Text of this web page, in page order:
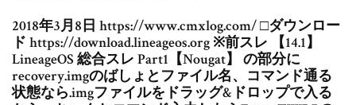
2018年3月8日 https://www.cmxlog.com/ □ダウンロー
ド https://download.lineageos.org ※前スレ 【14.1】
LineageOS 総合スレ Part1【Nougat】 の部分に
recovery.imgのばしょとファイル名、コマンド通る
状態なら.imgファイルをドラッグ&ドロップで入る